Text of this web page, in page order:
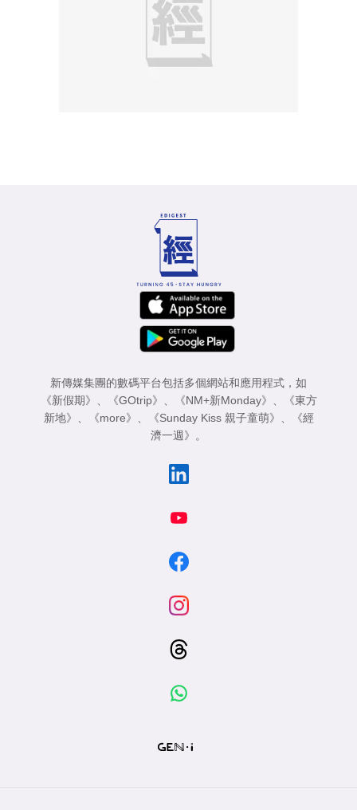
新傳媒集團的數碼平台包括多個網站和應用程式，如
《新假期》
《GOtrip》 《NM+新Monday》
《東方
新地》
《more》 《Sunday Kiss 親子童萌》
《經
濟一週》
。